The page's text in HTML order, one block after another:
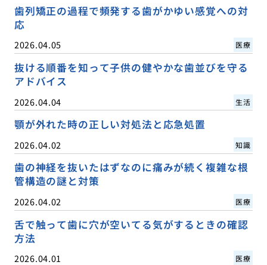
歯列矯正の過程で頻発する歯がかゆい感覚への対
応
2026.04.05 医療
抜ける順番を知って子供の健やかな歯並びを守る
アドバイス
2026.04.04 生活
顎が外れた時の正しい対処法と応急処置
2026.04.02 知識
歯の神経を抜いたはずなのに痛みが続く複雑な根
管構造の謎と対策
2026.04.02 医療
舌で触って歯に穴が空いてる気がするときの確認
方法
2026.04.01 医療